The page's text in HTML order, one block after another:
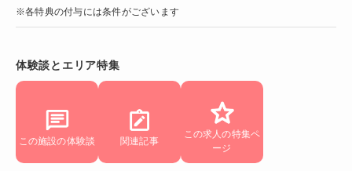
※各特典の付与には条件がございます
体験談とエリア特集
この施設の体験談 関連記事
この求人の特集ペ
ージ